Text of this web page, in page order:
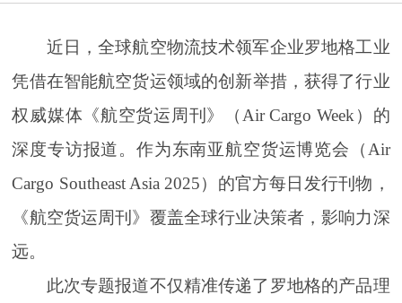
近日，全球航空物流技术领军企业罗地格工业
凭借在智能航空货运领域的创新举措，获得了行业
权威媒体《航空货运周刊》（Air Cargo Week）的
深度专访报道。作为东南亚航空货运博览会（Air
Cargo Southeast Asia 2025）的官方每日发行刊物，
《航空货运周刊》覆盖全球行业决策者，影响力深
远。
此次专题报道不仅精准传递了罗地格的产品理